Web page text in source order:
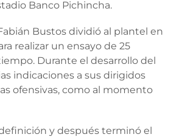
Banco Pichincha.
Bustos dividió al plantel en
realizar un ensayo de 25
Durante el desarrollo del
indicaciones a sus dirigidos
ofensivas, como al momento
y después terminó el